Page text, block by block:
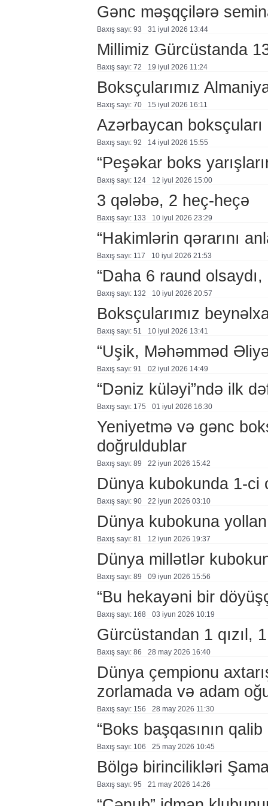
Gənc məşqçilərə
Baxış sayı: 93 31 i̇yul 2026 13:44
Millimiz Gürcüstanda
Baxış sayı: 72 19 i̇yul 2026 11:24
Boksçularımız
Baxış sayı: 70 15 i̇yul 2026 16:11
Azərbaycan
Baxış sayı: 92 14 i̇yul 2026 15:55
“Peşəkar boks
Baxış sayı: 124 12 i̇yul 2026 15:00
3 qələbə, 2 heç-heçə
Baxış sayı: 133 10 i̇yul 2026 23:29
“Hakimlərin qərarını
Baxış sayı: 117 10 i̇yul 2026 21:53
“Daha 6 raund
Baxış sayı: 132 10 i̇yul 2026 20:57
Boksçularımız
Baxış sayı: 51 10 i̇yul 2026 13:41
“Uşik, Məhəmməd
Baxış sayı: 91 02 i̇yul 2026 14:49
“Dəniz küləyi”ndə ilk
Baxış sayı: 175 01 i̇yul 2026 16:30
Yeniyetmə və gənc
doğruldublar
Baxış sayı: 89 22 i̇yun 2026 15:42
Dünya kubokunda 1-ci
Baxış sayı: 90 22 i̇yun 2026 03:10
Dünya kubokuna
Baxış sayı: 81 12 i̇yun 2026 19:37
Dünya millətlər
Baxış sayı: 89 09 i̇yun 2026 15:56
“Bu hekayəni bir
Baxış sayı: 168 03 i̇yun 2026 10:19
Gürcüstandan 1 qızıl,
Baxış sayı: 86 28 may 2026 16:40
Dünya çempionu
zorlamada və adam
Baxış sayı: 156 28 may 2026 11:30
“Boks başqasının
Baxış sayı: 106 25 may 2026 10:45
Bölgə birincilikləri
Baxış sayı: 95 21 may 2026 14:26